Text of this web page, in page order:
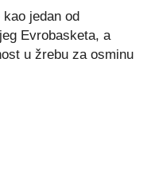
jedan od
Evrobasketa, a
u žrebu za osminu